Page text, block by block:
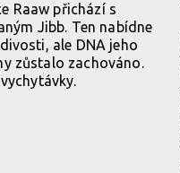
Raaw přichází s
Jibb. Ten nabídne
ale DNA jeho
zůstalo zachováno.